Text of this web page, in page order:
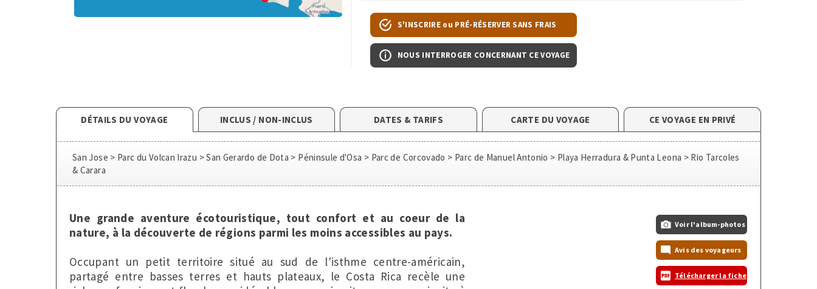
S'INSCRIRE ou PRÉ-RÉSERVER SANS FRAIS
NOUS INTERROGER CONCERNANT CE VOYAGE
DÉTAILS DU VOYAGE INCLUS / NON-INCLUS DATES & TARIFS CARTE DU VOYAGE CE VOYAGE EN PRIVÉ
San Jose > Parc du Volcan Irazu > San Gerardo de Dota > Péninsule d'Osa > Parc de Corcovado > Parc de Manuel Antonio > Playa Herradura & Punta Leona > Rio Tarcoles
& Carara
Une grande aventure écotouristique, tout confort et au coeur de la
nature, à la découverte de régions parmi les moins accessibles au pays.
Occupant un petit territoire situé au sud de l'isthme centre-américain,
partagé entre basses terres et hauts plateaux, le Costa Rica recèle une
Voir l'album-photos
Avis des voyageurs
Télécharger la fiche